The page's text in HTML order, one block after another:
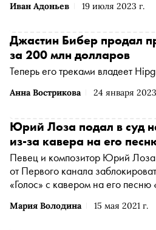
Иван Адоньев 19 июля 2023 г.
Анна Вострикова 24 января
Джастин Бибер продал
за 200 млн долларов
Теперь его треками владеет
Мария Володина 15 мая 2021 г.
Юрий Лоза подал в суд
из-за кавера на его
Певец и композитор Юрий Лоза
от Первого канала
«Голос» с кавером на его песню
Лукьянова, гендиректора